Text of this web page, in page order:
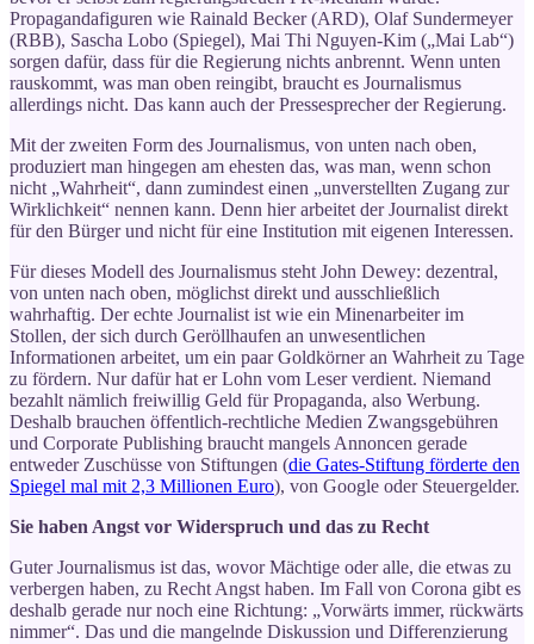
Propagandafiguren wie Rainald Becker (ARD), Olaf Sundermeyer
(RBB), Sascha Lobo (Spiegel), Mai Thi Nguyen-Kim („Mai Lab“)
sorgen dafür, dass für die Regierung nichts anbrennt. Wenn unten
rauskommt, was man oben reingibt, braucht es Journalismus
allerdings nicht. Das kann auch der Pressesprecher der Regierung.
Mit der zweiten Form des Journalismus, von unten nach oben,
produziert man hingegen am ehesten das, was man, wenn schon
nicht „Wahrheit“, dann zumindest einen „unverstellten Zugang zur
Wirklichkeit“ nennen kann. Denn hier arbeitet der Journalist direkt
für den Bürger und nicht für eine Institution mit eigenen Interessen.
Für dieses Modell des Journalismus steht John Dewey: dezentral,
von unten nach oben, möglichst direkt und ausschließlich
wahrhaftig. Der echte Journalist ist wie ein Minenarbeiter im
Stollen, der sich durch Geröllhaufen an unwesentlichen
Informationen arbeitet, um ein paar Goldkörner an Wahrheit zu Tage
zu fördern. Nur dafür hat er Lohn vom Leser verdient. Niemand
bezahlt nämlich freiwillig Geld für Propaganda, also Werbung.
Deshalb brauchen öffentlich-rechtliche Medien Zwangsgebühren
und Corporate Publishing braucht mangels Annoncen gerade
entweder Zuschüsse von Stiftungen (die Gates-Stiftung förderte den
Spiegel mal mit 2,3 Millionen Euro), von Google oder Steuergelder.
Sie haben Angst vor Widerspruch und das zu Recht
Guter Journalismus ist das, wovor Mächtige oder alle, die etwas zu
verbergen haben, zu Recht Angst haben. Im Fall von Corona gibt es
deshalb gerade nur noch eine Richtung: „Vorwärts immer, rückwärts
nimmer“. Das und die mangelnde Diskussion und Differenzierung